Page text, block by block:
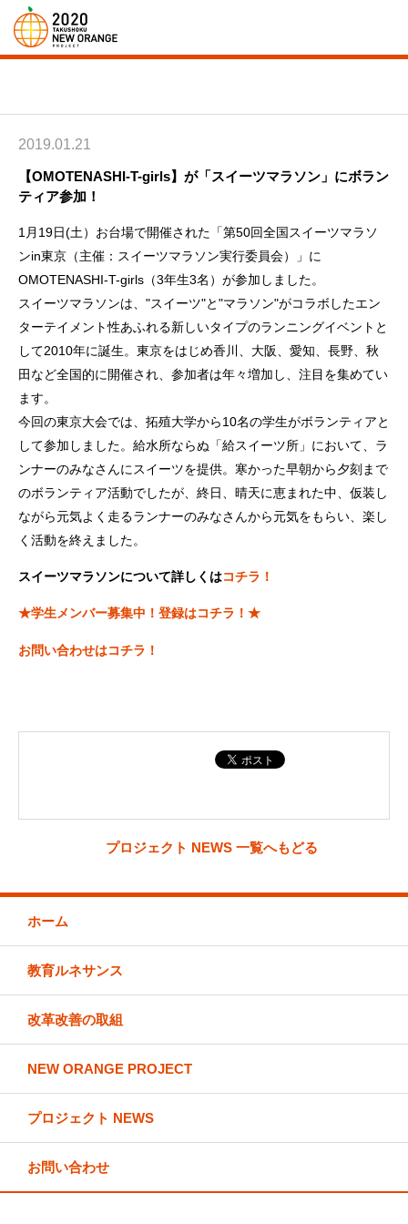
2019.01.21
【OMOTENASHI-T-girls】が「スイーツマラソン」にボラン
ティア参加！
1月19日(土）お台場で開催された「第50回全国スイーツマラソ
ンin東京（主催：スイーツマラソン実行委員会）」に
OMOTENASHI-T-girls（3年生3名）が参加しました。
スイーツマラソンは、"スイーツ"と"マラソン"がコラボしたエン
ターテイメント性あふれる新しいタイプのランニングイベントと
して2010年に誕生。東京をはじめ香川、大阪、愛知、長野、秋
田など全国的に開催され、参加者は年々増加し、注目を集めてい
ます。
今回の東京大会では、拓殖大学から10名の学生がボランティアと
して参加しました。給水所ならぬ「給スイーツ所」において、ラ
ンナーのみなさんにスイーツを提供。寒かった早朝から夕刻まで
のボランティア活動でしたが、終日、晴天に恵まれた中、仮装し
ながら元気よく走るランナーのみなさんから元気をもらい、楽し
く活動を終えました。
スイーツマラソンについて詳しくはコチラ！
★学生メンバー募集中！登録はコチラ！★
お問い合わせはコチラ！
プロジェクト NEWS 一覧へもどる
ホーム
教育ルネサンス
改革改善の取組
NEW ORANGE PROJECT
プロジェクト NEWS
お問い合わせ